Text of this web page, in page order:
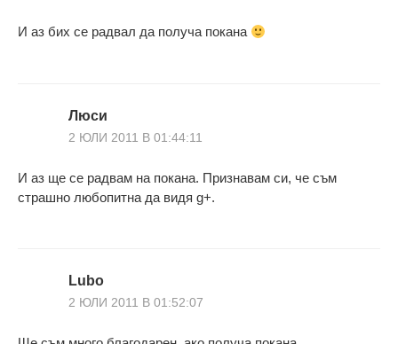
И аз бих се радвал да получа покана
Люси
2 ЮЛИ 2011 В 01:44:11
И аз ще се радвам на покана. Признавам си, че съм
страшно любопитна да видя g+.
Lubo
2 ЮЛИ 2011 В 01:52:07